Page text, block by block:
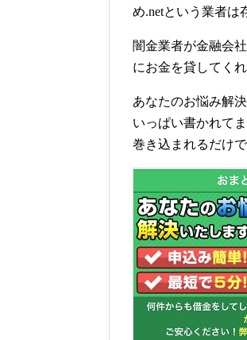
め.netという業者は
闇金業者が金融会
にお金を貸してく
あなたのお悩み解
いっぱい書かれて
巻き込まれるだけで